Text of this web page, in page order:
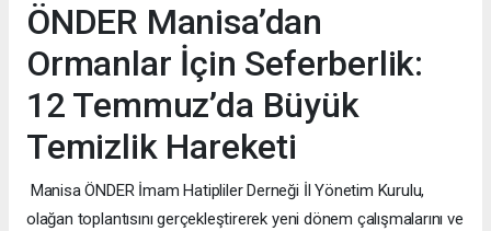
ÖNDER Manisa’dan
Ormanlar İçin Seferberlik:
12 Temmuz’da Büyük
Temizlik Hareketi
Manisa ÖNDER İmam Hatipliler Derneği İl Yönetim Kurulu,
olağan toplantısını gerçekleştirerek yeni dönem çalışmalarını ve